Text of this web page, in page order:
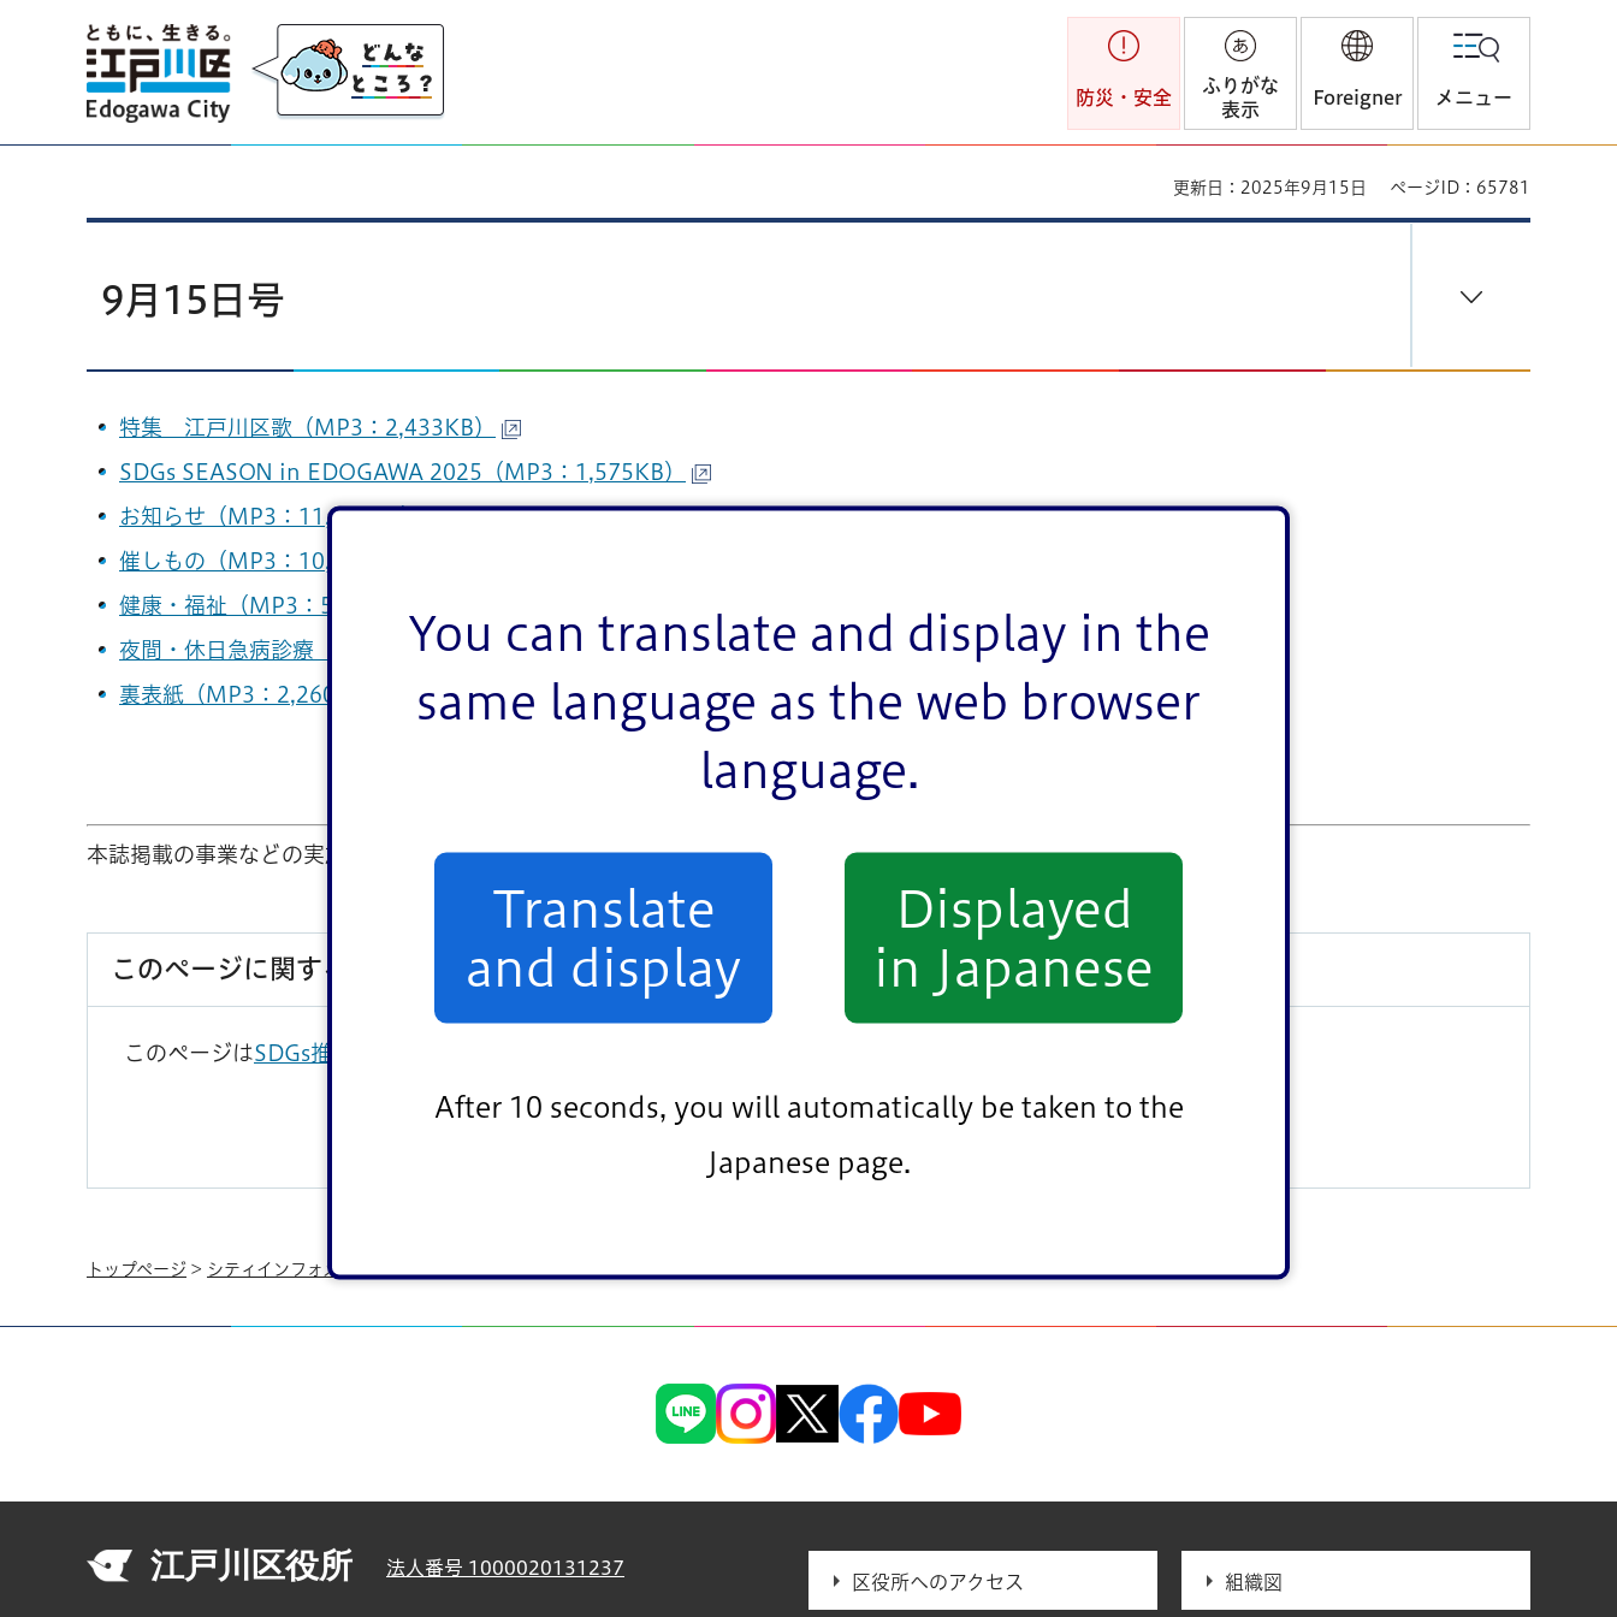
You can translate and display in the
same language as the web browser
language.
Translate
and display
Displayed
in Japanese
After 10 seconds, you will automatically be taken to the
Japanese page.
江戸川区
防災・安全
ふりがな
表示
Foreigner メニュー
更新日：2025年9月15日 ページID：65781
9月15日号
特集 江戸川区歌（MP3：2,433KB）
SDGs SEASON in EDOGAWA 2025（MP3：1,575KB）
お知らせ（MP3：11,754KB）
催しもの（MP3：10,478KB）
健康・福祉（MP3：5,475KB）
夜間・休日急病診療（MP3：4,767KB）
裏表紙（MP3：2,260KB）
本誌掲載の事業などの実施に当たっては、江戸川区議会の審議・議決を要する場合があります。
このページに関するお問い合わせ
このページはSDGs推進部広報課
トップページ > シティインフォメーション
江戸川区役所 法人番号 1000020131237
区役所へのアクセス 組織図